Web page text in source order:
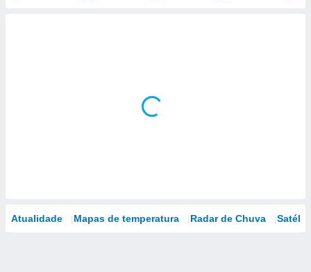
Atualidade Mapas de temperatura Radar de Chuva